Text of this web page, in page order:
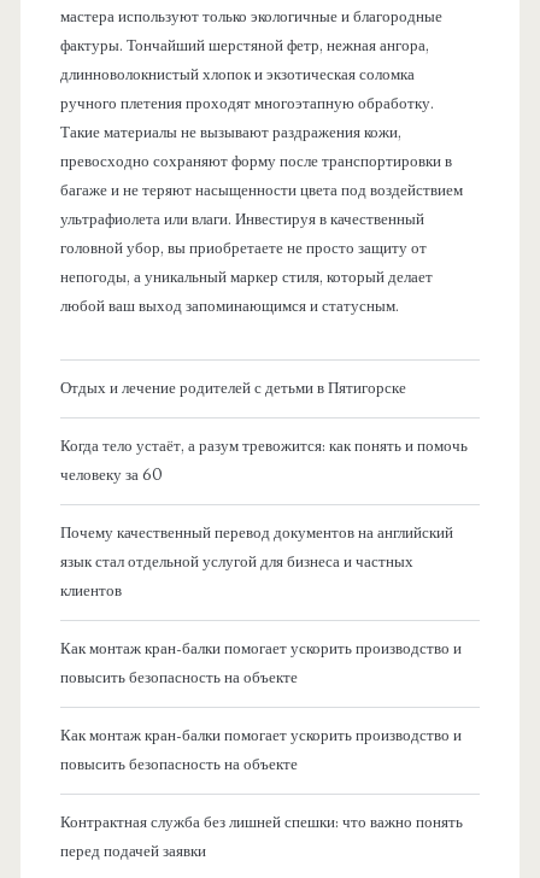
мастера используют только экологичные и благородные
фактуры. Тончайший шерстяной фетр, нежная ангора,
длинноволокнистый хлопок и экзотическая соломка
ручного плетения проходят многоэтапную обработку.
Такие материалы не вызывают раздражения кожи,
превосходно сохраняют форму после транспортировки в
багаже и не теряют насыщенности цвета под воздействием
ультрафиолета или влаги. Инвестируя в качественный
головной убор, вы приобретаете не просто защиту от
непогоды, а уникальный маркер стиля, который делает
любой ваш выход запоминающимся и статусным.
Отдых и лечение родителей с детьми в Пятигорске
Когда тело устаёт, а разум тревожится: как понять и помочь
человеку за 60
Почему качественный перевод документов на английский
язык стал отдельной услугой для бизнеса и частных
клиентов
Как монтаж кран-балки помогает ускорить производство и
повысить безопасность на объекте
Как монтаж кран-балки помогает ускорить производство и
повысить безопасность на объекте
Контрактная служба без лишней спешки: что важно понять
перед подачей заявки